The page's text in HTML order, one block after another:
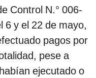
Control N.° 006-
6 y el 22 de mayo,
pagos por
pese a
ejecutado o